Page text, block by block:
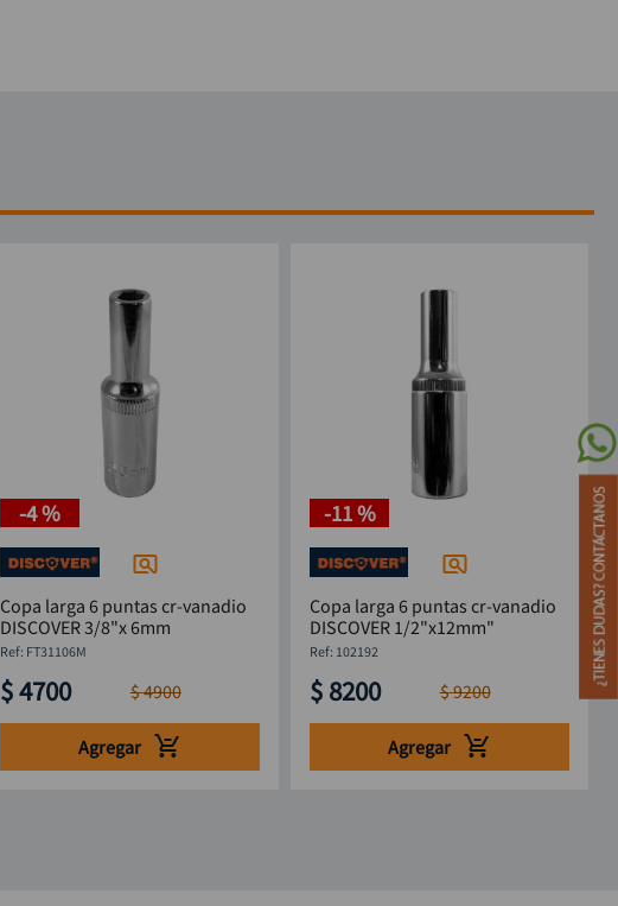
-4 %
Copa larga 6 puntas cr-vanadio
DISCOVER 3/8"x 6mm
: FT31106M
$4700 $4900
Agregar
-11 %
Copa larga 6 puntas cr-vanadio
DISCOVER 1/2"x12mm"
: 102192
$ 8200 $9200
Agregar